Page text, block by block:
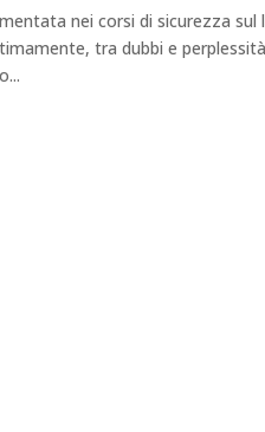
nei corsi di sicurezza
tra dubbi e